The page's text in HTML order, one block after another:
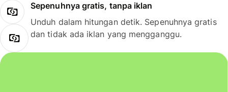
Sepenuhnya gratis, tanpa iklan
Unduh dalam hitungan detik. Sepenuhnya gratis
dan tidak ada iklan yang mengganggu.